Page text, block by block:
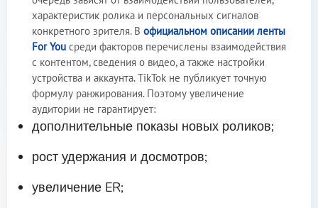
характеристик ролика и персональных сигналов
конкретного зрителя. В официальном описании ленты
For You среди факторов перечислены взаимодействия
с контентом, сведения о видео, а также настройки
устройства и аккаунта. TikTok не публикует точную
формулу ранжирования. Поэтому увеличение
аудитории не гарантирует:
дополнительные показы новых роликов;
рост удержания и досмотров;
увеличение ER;